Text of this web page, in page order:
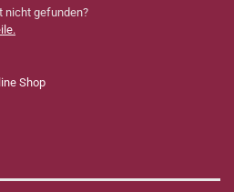
nicht gefunden?